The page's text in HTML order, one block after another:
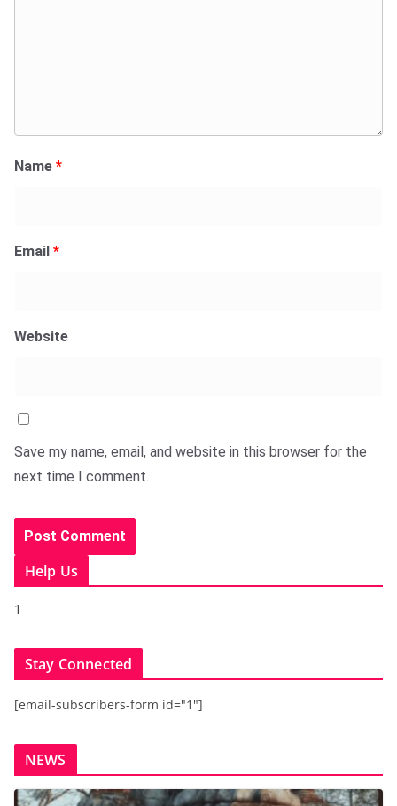
Name *
Email *
Website
Save my name, email, and website in this browser for the
next time I comment.
Help Us
1
Stay Connected
[email-subscribers-form id="1"]
NEWS